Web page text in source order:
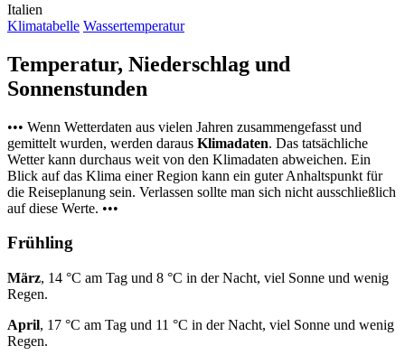
Italien
Klimatabelle Wassertemperatur
Temperatur, Niederschlag und
Sonnenstunden
••• Wenn Wetterdaten aus vielen Jahren zusammengefasst und
gemittelt wurden, werden daraus Klimadaten. Das tatsächliche
Wetter kann durchaus weit von den Klimadaten abweichen. Ein
Blick auf das Klima einer Region kann ein guter Anhaltspunkt für
die Reiseplanung sein. Verlassen sollte man sich nicht ausschließlich
auf diese Werte. •••
Frühling
März, 14 °C am Tag und 8 °C in der Nacht, viel Sonne und wenig
Regen.
April, 17 °C am Tag und 11 °C in der Nacht, viel Sonne und wenig
Regen.